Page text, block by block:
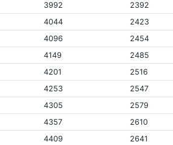
3992 2392
4044 2423
4096 2454
4149 2485
4201 2516
4253 2547
4305 2579
4357 2610
4409 2641